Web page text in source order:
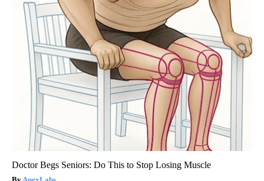
Doctor Begs Seniors: Do This to Stop Losing Muscle